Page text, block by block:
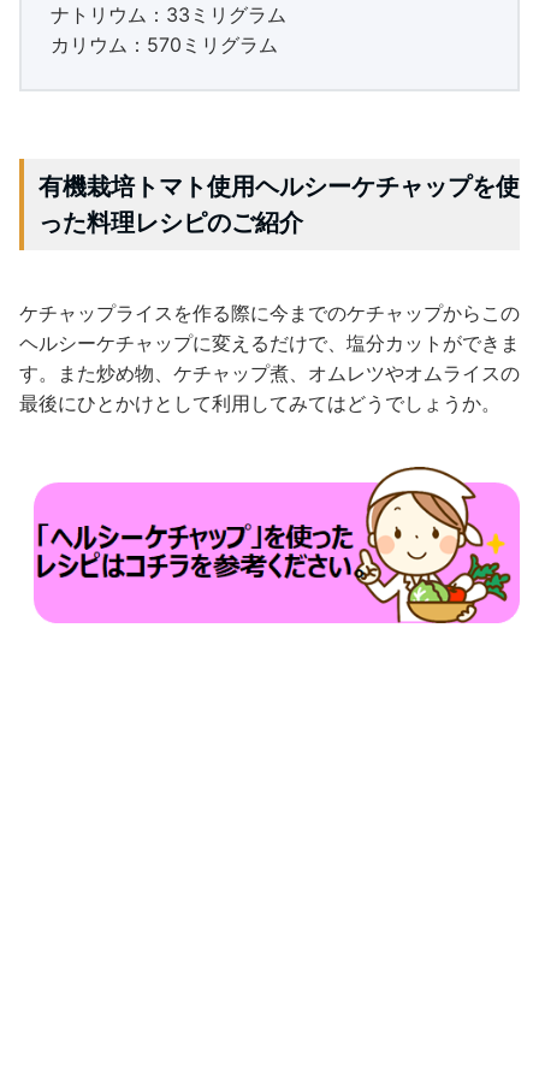
ナトリウム：33ミリグラム
カリウム：570ミリグラム
有機栽培トマト使用ヘルシーケチャップを使
った料理レシピのご紹介
ケチャップライスを作る際に今までのケチャップからこの
ヘルシーケチャップに変えるだけで、塩分カットができま
す。また炒め物、ケチャップ煮、オムレツやオムライスの
最後にひとかけとして利用してみてはどうでしょうか。